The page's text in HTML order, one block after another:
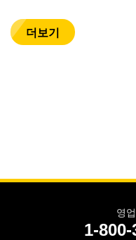
더보기
영
1-